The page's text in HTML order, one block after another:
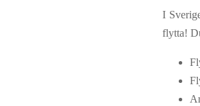
I
flytta!